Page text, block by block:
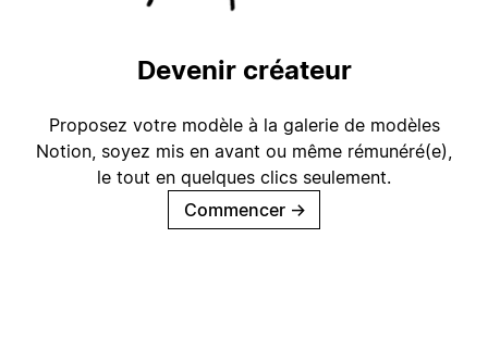
Devenir créateur
Proposez votre modèle à la galerie de modèles
Notion, soyez mis en avant ou même rémunéré(e),
le tout en quelques clics seulement.
Commencer →